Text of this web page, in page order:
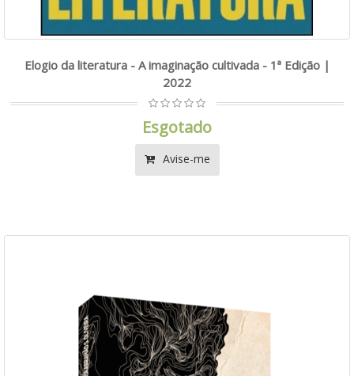
Elogio da literatura - A imaginação cultivada - 1ª Edição |
2022
Esgotado
Avise-me